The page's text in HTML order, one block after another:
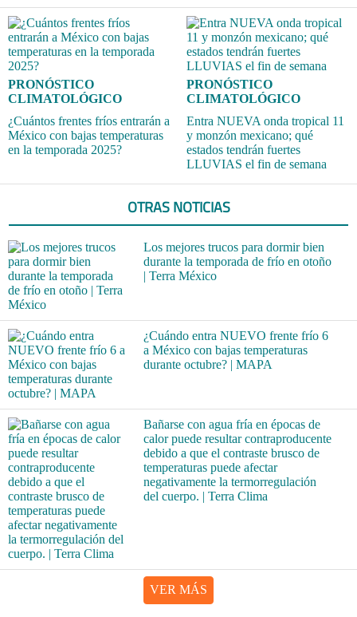
PRONÓSTICO
CLIMATOLÓGICO
¿Cuántos frentes fríos entrarán a
México con bajas temperaturas
en la temporada 2025?
PRONÓSTICO
CLIMATOLÓGICO
Entra NUEVA onda tropical 11
y monzón mexicano; qué
estados tendrán fuertes
LLUVIAS el fin de semana
OTRAS NOTICIAS
Los mejores trucos para dormir bien
durante la temporada de frío en otoño
| Terra México
¿Cuándo entra NUEVO frente frío 6
a México con bajas temperaturas
durante octubre? | MAPA
Bañarse con agua fría en épocas de
calor puede resultar contraproducente
debido a que el contraste brusco de
temperaturas puede afectar
negativamente la termorregulación
del cuerpo. | Terra Clima
VER MÁS